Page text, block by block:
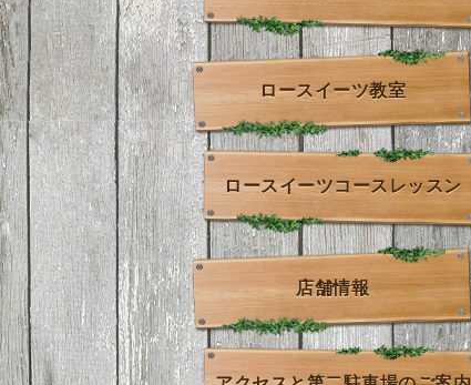
ロースイーツ教室
ロースイーツコースレッスン
店舗情報